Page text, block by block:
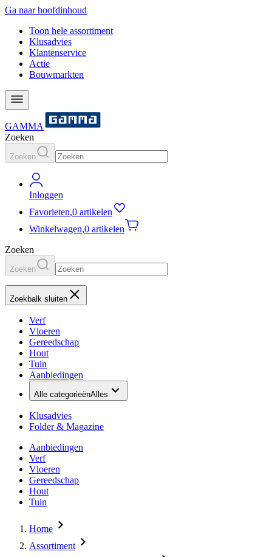
Ga naar hoofdinhoud
Toon hele assortiment
Klusadvies
Klantenservice
Actie
Bouwmarkten
GAMMA
Zoeken
Zoeken
Inloggen
Favorieten,0 artikelen
Winkelwagen,0 artikelen
Zoeken
Zoeken
Zoekbalk sluiten
Verf
Vloeren
Gereedschap
Hout
Tuin
Aanbiedingen
Alle categorieënAlles
Klusadvies
Folder & Magazine
Aanbiedingen
Verf
Vloeren
Gereedschap
Hout
Tuin
Home
Assortiment